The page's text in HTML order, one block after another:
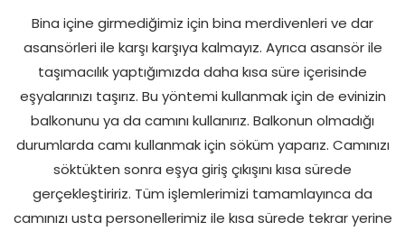
Bina içine girmediğimiz için bina merdivenleri ve dar
asansörleri ile karşı karşıya kalmayız. Ayrıca asansör ile
taşımacılık yaptığımızda daha kısa süre içerisinde
eşyalarınızı taşırız. Bu yöntemi kullanmak için de evinizin
balkonunu ya da camını kullanırız. Balkonun olmadığı
durumlarda camı kullanmak için söküm yaparız. Camınızı
söktükten sonra eşya giriş çıkışını kısa sürede
gerçekleştiririz. Tüm işlemlerimizi tamamlayınca da
camınızı usta personellerimiz ile kısa sürede tekrar yerine